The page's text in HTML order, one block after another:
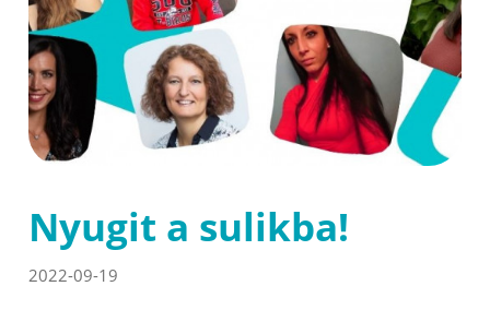
Nyugit a sulikba!
2022-09-19